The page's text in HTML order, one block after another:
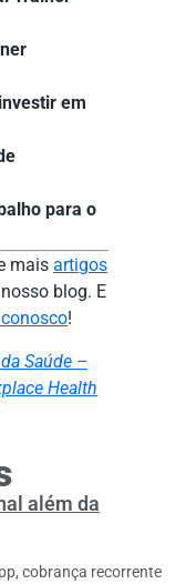
em
para o
mais artigos
blog. E
!
Saúde –
Health
além da
cobrança recorrente